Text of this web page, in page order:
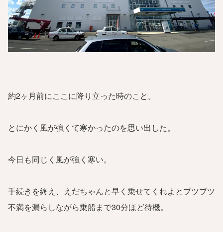
約2ヶ月前にここに降り立った時のこと。
とにかく風が強くて寒かったのを思い出した。
今日も同じく風が強く寒い。
手続きを終え、えだちゃんと早く乗せてくれよとブツブツ
不満を漏らしながら乗船まで30分ほど待機。